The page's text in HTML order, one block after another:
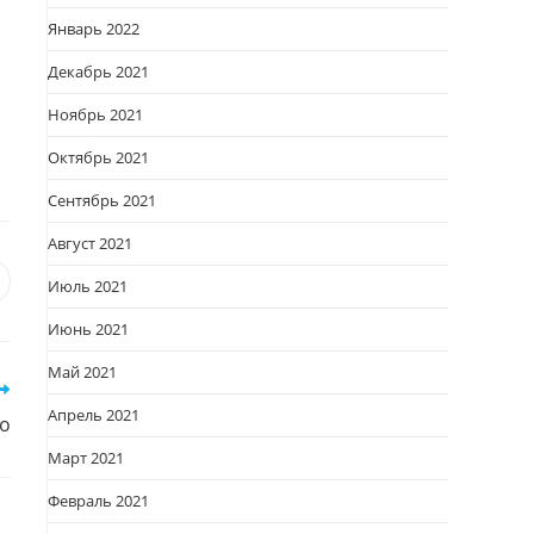
новом
Январь 2022
Декабрь 2021
Ноябрь 2021
Октябрь 2021
Сентябрь 2021
Август 2021
Июль 2021
Июнь 2021
Май 2021
Апрель 2021
Март 2021
Февраль 2021